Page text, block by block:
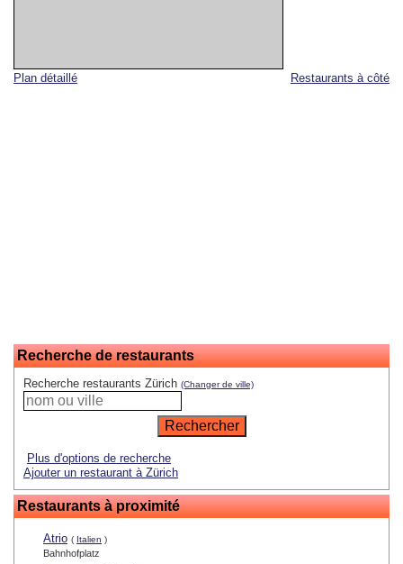
Restaurants à côté
Plan détaillé
Recherche de restaurants
Recherche restaurants Zürich (Changer de ville)
Plus d'options de recherche
Ajouter un restaurant à Zürich
Restaurants à proximité
Atrio ( Italien )
Bahnhofplatz